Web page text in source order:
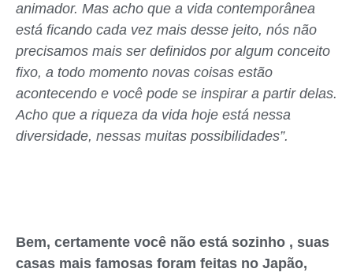
animador. Mas acho que a vida contemporânea
está ficando cada vez mais desse jeito, nós não
precisamos mais ser definidos por algum conceito
fixo, a todo momento novas coisas estão
acontecendo e você pode se inspirar a partir delas.
Acho que a riqueza da vida hoje está nessa
diversidade, nessas muitas possibilidades”.
Bem, certamente você não está sozinho , suas
casas mais famosas foram feitas no Japão,